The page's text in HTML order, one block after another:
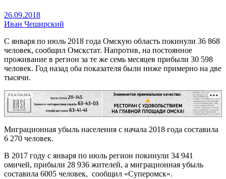
26.09.2018
Иван Чеширский
С января по июль 2018 года Омскую область покинули 36 868
человек, сообщил Омскстат. Напротив, на постоянное
проживание в регион за те же семь месяцев прибыли 30 598
человек. Год назад оба показателя были ниже примерно на две
тысячи.
РЕКЛАМА
Миграционная убыль населения с начала 2018 года составила
6 270 человек.
В 2017 году с января по июль регион покинули 34 941
омичей, прибыли 28 936 жителей, а миграционная убыль
составила 6005 человек, сообщил «Суперомск».